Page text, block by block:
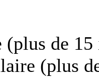
(plus de
(plus